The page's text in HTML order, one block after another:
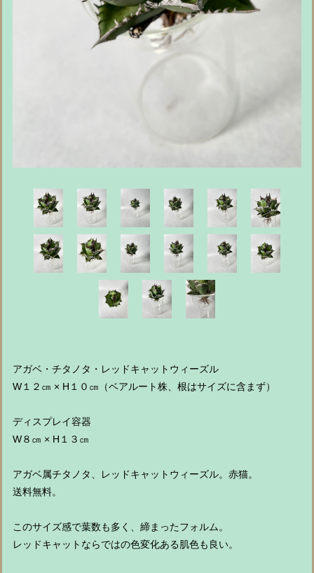
アガベ・チタノタ・レッドキャットウィーズル
W１２㎝ × H１０㎝（ベアルート株、根はサイズに含まず）
ディスプレイ容器
W８㎝ × H１３㎝
アガベ属チタノタ、レッドキャットウィーズル。赤猫。
送料無料。
このサイズ感で葉数も多く、締まったフォルム。
レッドキャットならではの色変化ある肌色も良い。